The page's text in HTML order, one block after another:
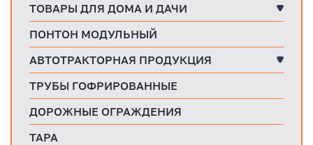
ТОВАРЫ ДЛЯ ДОМА И ДАЧИ
ПОНТОН МОДУЛЬНЫЙ
АВТОТРАКТОРНАЯ ПРОДУКЦИЯ
ТРУБЫ ГОФРИРОВАННЫЕ
ДОРОЖНЫЕ ОГРАЖДЕНИЯ
ТАРА